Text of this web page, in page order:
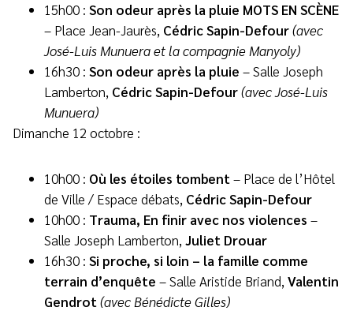
15h00 : Son odeur après la pluie MOTS EN SCÈNE
– Place Jean-Jaurès, Cédric Sapin-Defour(avec
José-Luis Munuera et lacompagnie Manyoly)
16h30 : Son odeur après la pluie – Salle Joseph
Lamberton, Cédric Sapin-Defour(avec José-Luis
Munuera)
Dimanche 12 octobre :
10h00 : Où les étoiles tombent– Place de l’Hôtel
de Ville / Espace débats, Cédric Sapin-Defour
10h00 : Trauma, En finir avec nos violences –
Salle Joseph Lamberton, Juliet Drouar
16h30 : Si proche, si loin – la famille comme
terrain d’enquête – Salle Aristide Briand, Valentin
Gendrot(avec Bénédicte Gilles)